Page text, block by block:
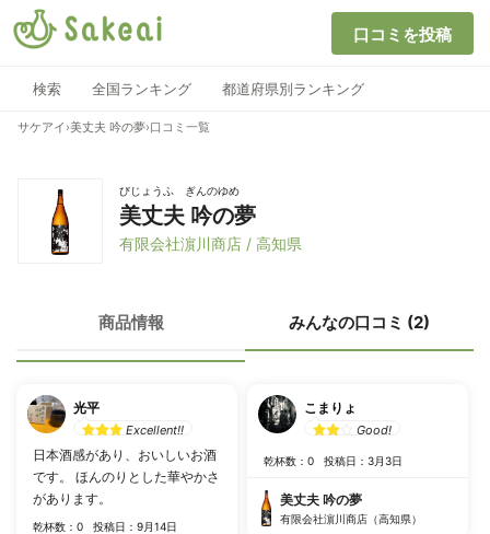
口コミを投稿
検索 全国ランキング 都道府県別ランキング
サケアイ ›美丈夫 吟の夢›口コミ一覧
びじょうふ ぎんのゆめ
美丈夫 吟の夢
有限会社濵川商店 / 高知県
商品情報 みんなの口コミ (2)
光平
Excellent!!
日本酒感があり、おいしいお酒
です。 ほんのりとした華やかさ
があります。
乾杯数：0 投稿日：9月14日
こまりょ
Good!
乾杯数：0 投稿日：3月3日
美丈夫 吟の夢
有限会社濵川商店（高知県）